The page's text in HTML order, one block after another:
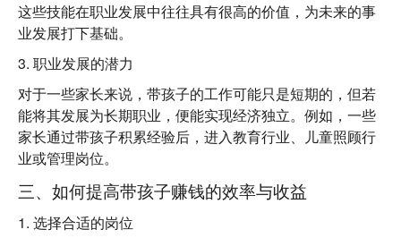
这些技能在职业发展中往往具有很高的价值，为未来的事
业发展打下基础。
3. 职业发展的潜力
对于一些家长来说，带孩子的工作可能只是短期的，但若
能将其发展为长期职业，便能实现经济独立。例如，一些
家长通过带孩子积累经验后，进入教育行业、儿童照顾行
业或管理岗位。
三、如何提高带孩子赚钱的效率与收益
1. 选择合适的岗位